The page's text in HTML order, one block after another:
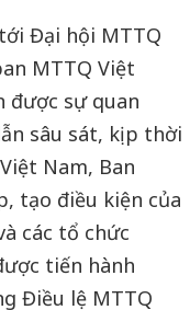
Đại hội MTTQ
MTTQ Việt
được sự quan
sâu sát, kịp thời
Nam, Ban
tạo điều kiện của
các tổ chức
tiến hành
Điều lệ MTTQ